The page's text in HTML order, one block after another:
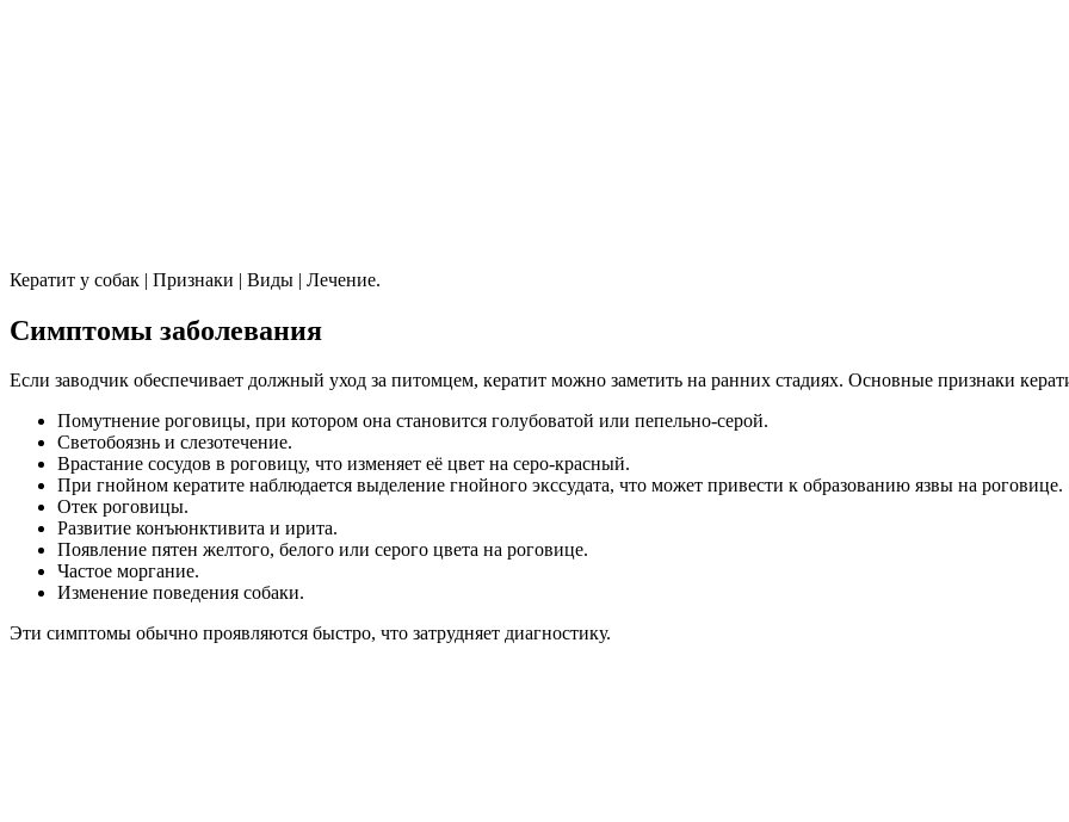
Кератит у собак | Признаки | Виды | Лечение.
Симптомы заболевания
Если заводчик обеспечивает должный уход за питомцем, кератит можно заметить на ранних стадиях. Основные признаки
Помутнение роговицы, при котором она становится голубоватой или пепельно-серой.
Светобоязнь и слезотечение.
Врастание сосудов в роговицу, что изменяет её цвет на серо-красный.
При гнойном кератите наблюдается выделение гнойного экссудата, что может привести к образованию язвы на роговице.
Отек роговицы.
Развитие конъюнктивита и ирита.
Появление пятен желтого, белого или серого цвета на роговице.
Частое моргание.
Изменение поведения собаки.
Эти симптомы обычно проявляются быстро, что затрудняет диагностику.